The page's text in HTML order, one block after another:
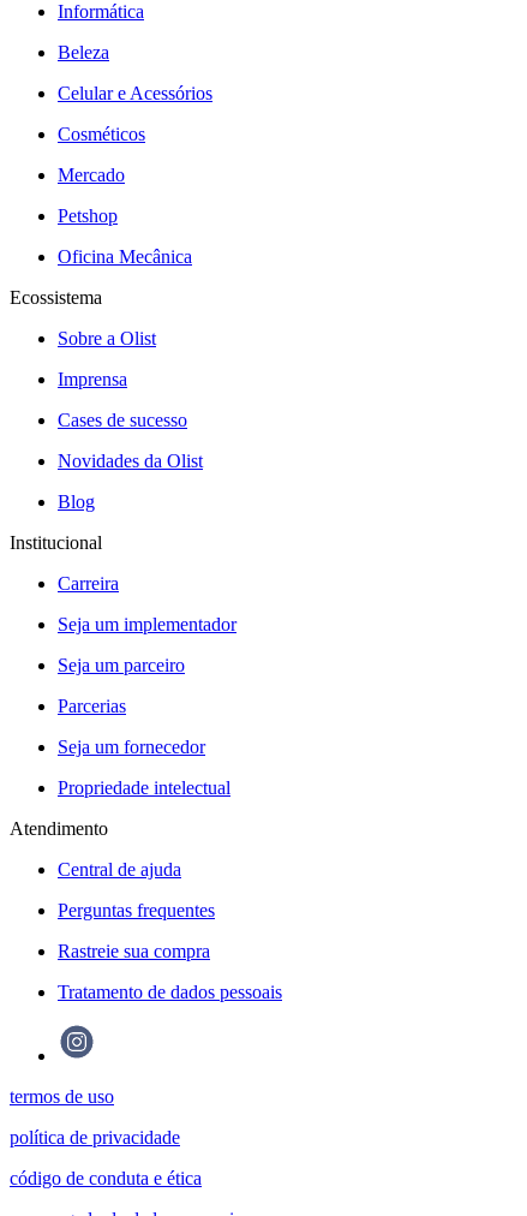
Informática
Beleza
Celular e Acessórios
Cosméticos
Mercado
Petshop
Oficina Mecânica
Ecossistema
Sobre a Olist
Imprensa
Cases de sucesso
Novidades da Olist
Blog
Institucional
Carreira
Seja um implementador
Seja um parceiro
Parcerias
Seja um fornecedor
Propriedade intelectual
Atendimento
Central de ajuda
Perguntas frequentes
Rastreie sua compra
Tratamento de dados pessoais
termos de uso
política de privacidade
código de conduta e ética